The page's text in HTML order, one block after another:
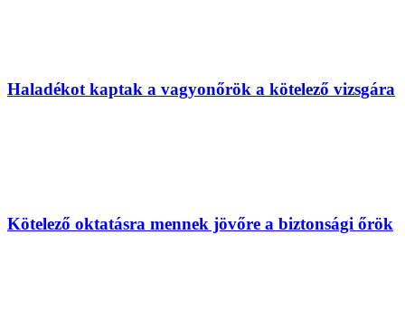
Haladékot kaptak a vagyonőrök a kötelező vizsgára
Kötelező oktatásra mennek jövőre a biztonsági őrök